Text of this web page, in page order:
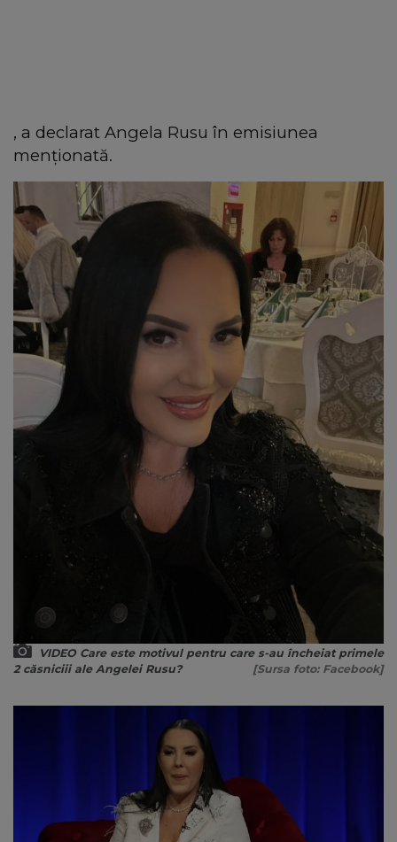
, a declarat Angela Rusu în emisiunea
menționată.
VIDEO Care este motivul pentru care s-au încheiat primele
2 căsniciii ale Angelei Rusu?
[Sursa foto: Facebook]